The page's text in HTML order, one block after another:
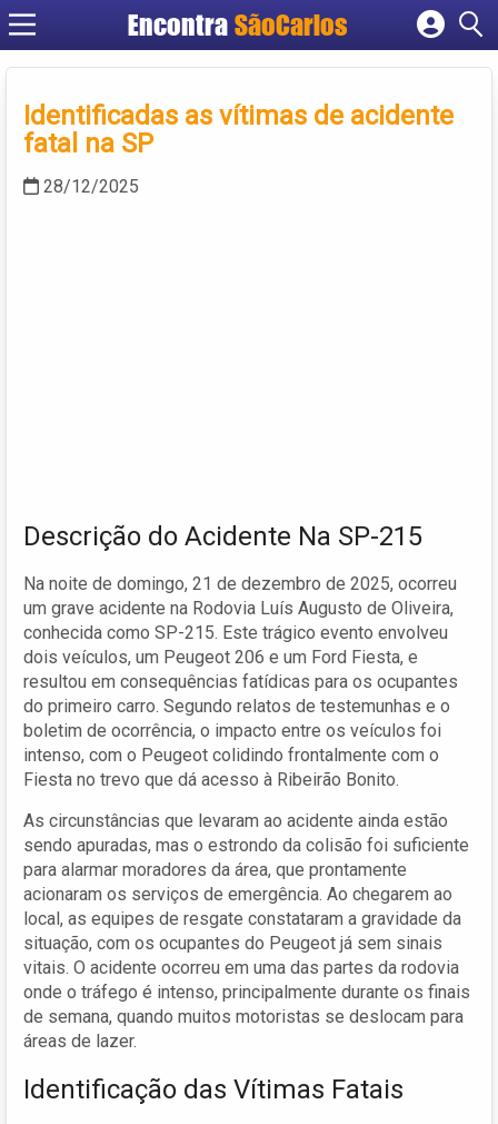
EncontraSãoCarlos
Cadastrar empresa
Criar conta
Identificadas as vítimas de acidente
fatal na SP
28/12/2025
Descrição do Acidente Na SP-215
Na noite de domingo, 21 de dezembro de 2025, ocorreu
um grave acidente na Rodovia Luís Augusto de Oliveira,
conhecida como SP-215. Este trágico evento envolveu
dois veículos, um Peugeot 206 e um Ford Fiesta, e
resultou em consequências fatídicas para os ocupantes
do primeiro carro. Segundo relatos de testemunhas e o
boletim de ocorrência, o impacto entre os veículos foi
intenso, com o Peugeot colidindo frontalmente com o
Fiesta no trevo que dá acesso à Ribeirão Bonito.
As circunstâncias que levaram ao acidente ainda estão
sendo apuradas, mas o estrondo da colisão foi suficiente
para alarmar moradores da área, que prontamente
acionaram os serviços de emergência. Ao chegarem ao
local, as equipes de resgate constataram a gravidade da
situação, com os ocupantes do Peugeot já sem sinais
vitais. O acidente ocorreu em uma das partes da rodovia
onde o tráfego é intenso, principalmente durante os finais
de semana, quando muitos motoristas se deslocam para
áreas de lazer.
Identificação das Vítimas Fatais